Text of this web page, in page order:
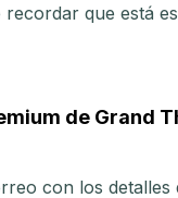
que está
de Grand
con los